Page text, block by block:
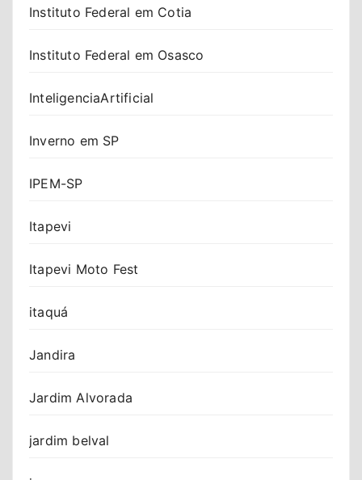
Instituto Federal em Cotia
Instituto Federal em Osasco
InteligenciaArtificial
Inverno em SP
IPEM-SP
Itapevi
Itapevi Moto Fest
itaquá
Jandira
Jardim Alvorada
jardim belval